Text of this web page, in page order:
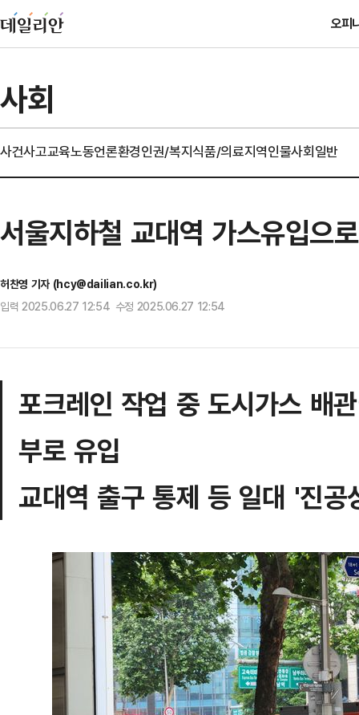
오피
사회
사건사고교육노동언론환경인권/복지식품/의료지역인물사회일반
서울지하철 교대역 가스유입으
허찬영 기자 (hcy@dailian.co.kr)
입력 2025.06.27 12:54 수정 2025.06.27 12:54
포크레인 작업 중 도시가스 배
부로 유입
교대역 출구 통제 등 일대 '진